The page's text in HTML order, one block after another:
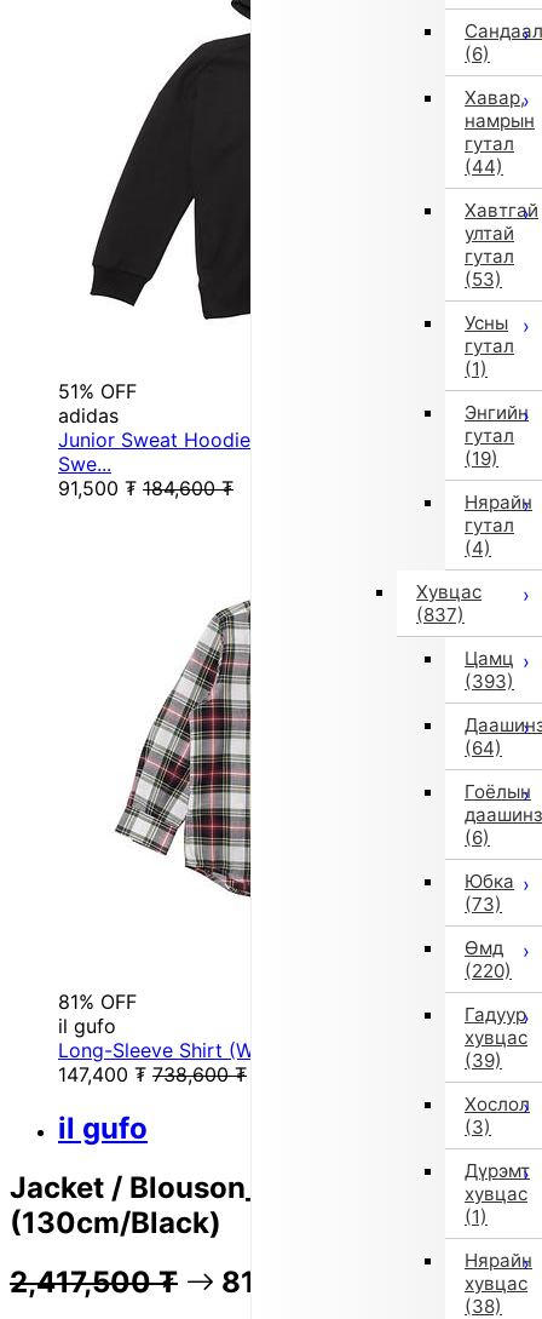
Сандаал
(6)
Хавар,
намрын
гутал
(44)
Хавтгай
ултай
гутал
(53)
Усны
гутал
(1)
Энгийн
гутал
(19)
Нярайн
гутал
(4)
Хувцас
(837)
Цамц
(393)
(64)
Гоёлын
даашинз
(6)
Юбка
(73)
Өмд
(220)
Гадуур
хувцас
(39)
Хослол
(3)
Дүрэмт
хувцас
(1)
Нярайн
хувцас
(38)
51% OFF
adidas
Junior Sweat Hoodie Future Icon Logo Hooded
Swe...
91,500 ₮ 184,600 ₮
81% OFF
il gufo
Long-Sleeve Shirt (White)
147,400 ₮ 738,600 ₮
il gufo
Jacket / Blouson_Blouzon
(130cm/Black)
2,417,500 ₮ 81% OFF 483,100 ₮